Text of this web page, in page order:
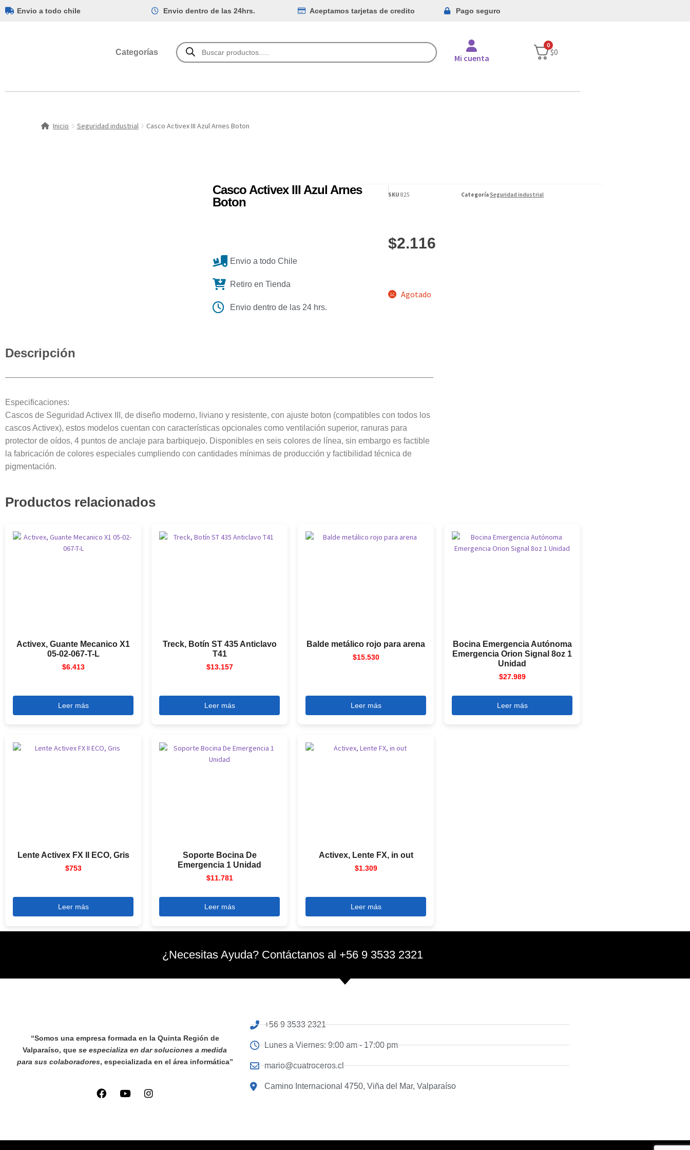
Envio a todo chile Envio dentro de las 24hrs. Aceptamos tarjetas de credito Pago seguro
Categorías
Mi cuenta
0
$0
Inicio Seguridad industrial Casco Activex III Azul Arnes Boton
Casco Activex III Azul Arnes
Boton
Envio a todo Chile
Retiro en Tienda
Envio dentro de las 24 hrs.
SKU 825 CategoríaSeguridad industrial
$2.116
Agotado
Descripción
Especificaciones:
Cascos de Seguridad Activex III, de diseño moderno, liviano y resistente, con ajuste boton (compatibles con todos los
cascos Activex), estos modelos cuentan con características opcionales como ventilación superior, ranuras para
protector de oídos, 4 puntos de anclaje para barbiquejo. Disponibles en seis colores de línea, sin embargo es factible
la fabricación de colores especiales cumpliendo con cantidades mínimas de producción y factibilidad técnica de
pigmentación.
Productos relacionados
Activex, Guante Mecanico X1
05-02-067-T-L
$6.413
Leer más
Treck, Botín ST 435 Anticlavo
T41
$13.157
Leer más
Balde metálico rojo para arena
$15.530
Leer más
Bocina Emergencia Autónoma
Emergencia Orion Signal 8oz 1
Unidad
$27.989
Leer más
Lente Activex FX II ECO, Gris
$753
Leer más
Soporte Bocina De
Emergencia 1 Unidad
$11.781
Leer más
Activex, Lente FX, in out
$1.309
Leer más
¿Necesitas Ayuda? Contáctanos al +56 9 3533 2321
“Somos una empresa formada en la Quinta Región de
Valparaíso, que se especializa en dar soluciones a medida
para sus colaboradores, especializada en el área informática”
+56 9 3533 2321
Lunes a Viernes: 9:00 am - 17:00 pm
mario@cuatroceros.cl
Camino Internacional 4750, Viña del Mar, Valparaíso